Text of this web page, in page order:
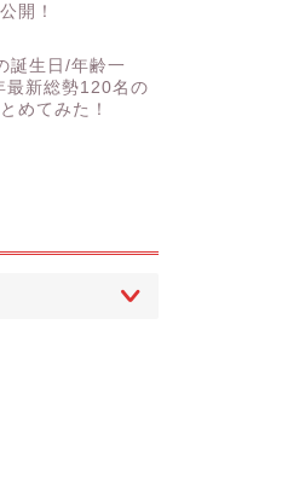
開！
誕生日/年齢一
最新総勢120名の
めてみた！